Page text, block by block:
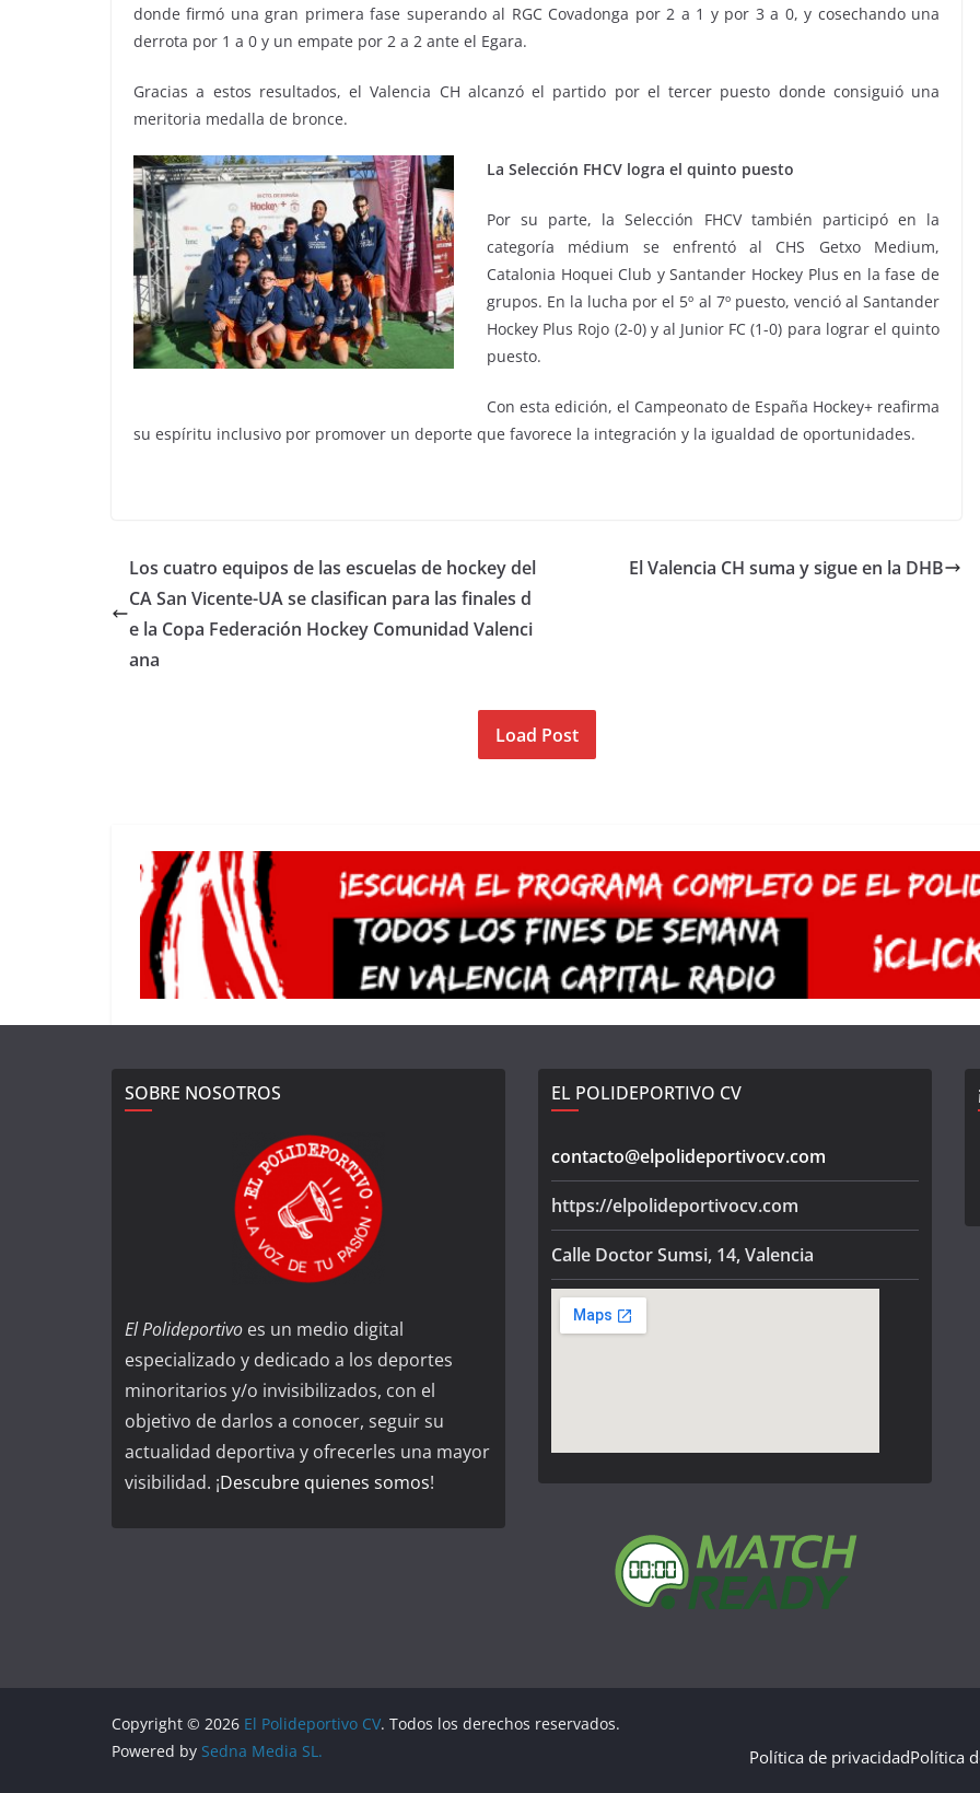
donde firmó una gran primera fase superando al RGC Covadonga por 2 a 1 y por 3 a 0, y cosechando una
derrota por 1 a 0 y un empate por 2 a 2 ante el Egara.
Gracias a estos resultados, el Valencia CH alcanzó el partido por el tercer puesto donde consiguió una
meritoria medalla de bronce.
La Selección FHCV logra el quinto puesto
Por su parte, la Selección FHCV también participó en la
categoría médium se enfrentó al CHS Getxo Medium,
Catalonia Hoquei Club y Santander Hockey Plus en la fase de
grupos. En la lucha por el 5º al 7º puesto, venció al Santander
Hockey Plus Rojo (2-0) y al Junior FC (1-0) para lograr el quinto
puesto.
Con esta edición, el Campeonato de España Hockey+ reafirma
su espíritu inclusivo por promover un deporte que favorece la integración y la igualdad de oportunidades.
Los cuatro equipos de las escuelas de hockey del
CA San Vicente-UA se clasifican para las finales d
e la Copa Federación Hockey Comunidad Valenci
ana
El Valencia CH suma y sigue en la DHB
Load Post
SOBRE NOSOTROS
El Polideportivo es un medio digital
especializado y dedicado a los deportes
minoritarios y/o invisibilizados, con el
objetivo de darlos a conocer, seguir su
actualidad deportiva y ofrecerles una mayor
visibilidad. ¡Descubre quienes somos!
EL POLIDEPORTIVO CV
contacto@elpolideportivocv.com
https://elpolideportivocv.com
Calle Doctor Sumsi, 14, Valencia
Política de privacidadPolítica
Copyright © 2026 El Polideportivo CV. Todos los derechos reservados.
Powered by Sedna Media SL.